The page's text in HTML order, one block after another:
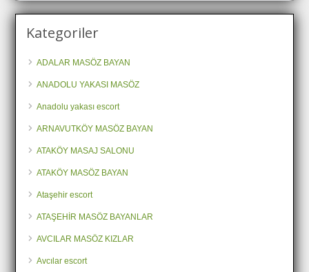
Kategoriler
ADALAR MASÖZ BAYAN
ANADOLU YAKASI MASÖZ
Anadolu yakası escort
ARNAVUTKÖY MASÖZ BAYAN
ATAKÖY MASAJ SALONU
ATAKÖY MASÖZ BAYAN
Ataşehir escort
ATAŞEHİR MASÖZ BAYANLAR
AVCILAR MASÖZ KIZLAR
Avcılar escort